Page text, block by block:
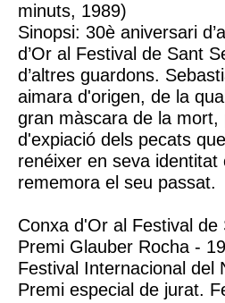
minuts, 1989)
Sinopsi: 30è aniversari
d’Or al Festival de Sant
d’altres guardons.
aimara d'origen, de la
gran màscara de la
d'expiació dels pecats
renéixer en seva
rememora el seu passat.
Conxa d'Or al Festival
Premi Glauber Rocha -
Festival Internacional del
Premi especial de jurat.